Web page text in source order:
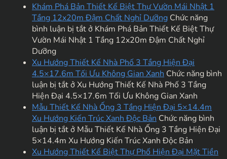
Khám Phá Bản Thiết Kế Biệt Thự Vườn Mái Nhật 1
Tầng 12x20m Đậm Chất Nghỉ Dưỡng Chức năng
bình luận bị tắtở Khám Phá Bản Thiết Kế Biệt Thự
Vườn Mái Nhật 1 Tầng 12x20m Đậm Chất Nghỉ
Dưỡng
Xu Hướng Thiết Kế Nhà Phố 3 Tầng Hiện Đại
4.5×17.6m Tối Ưu Không Gian Xanh Chức năng bình
luận bị tắtở Xu Hướng Thiết Kế Nhà Phố 3 Tầng
Hiện Đại 4.5×17.6m Tối Ưu Không Gian Xanh
Mẫu Thiết Kế Nhà Ống 3 Tầng Hiện Đại 5×14.4m
Xu Hướng Kiến Trúc Xanh Độc Bản Chức năng bình
luận bị tắtở Mẫu Thiết Kế Nhà Ống 3 Tầng Hiện Đại
5×14.4m Xu Hướng Kiến Trúc Xanh Độc Bản
Xu Hướng Thiết Kế Biệt Thự Phố Hiện Đại Mặt Tiền